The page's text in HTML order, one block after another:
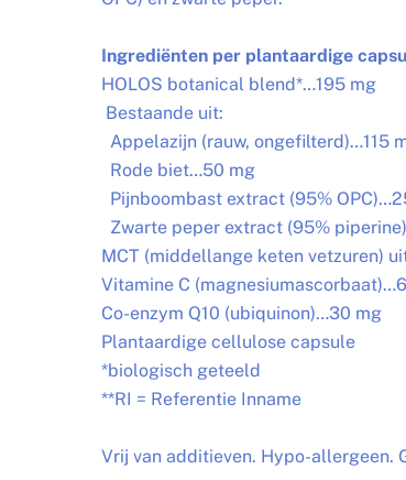
Ingrediënten per plantaardige
HOLOS botanical blend*…195 mg
Bestaande uit:
Appelazijn (rauw, ongefilterd)…115
Rode biet…50 mg
Pijnboombast extract (95%
Zwarte peper extract (95%
MCT (middellange keten vetzuren)
Vitamine C
Co-enzym Q10 (ubiquinon)…30 mg
Plantaardige cellulose capsule
*biologisch geteeld
**RI = Referentie Inname
Vrij van additieven. Hypo-allergeen.